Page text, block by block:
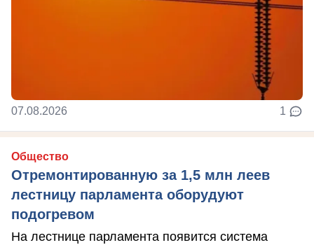
07.08.2026 1
Общество
Отремонтированную за 1,5 млн леев
лестницу парламента оборудуют
подогревом
На лестнице парламента появится система